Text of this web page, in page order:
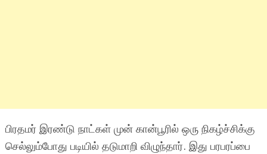
பிரதமர் இரண்டு நாட்கள் முன் கான்பூரில் ஒரு நிகழ்ச்சிக்கு
செல்லும்போது படியில் தடுமாறி விழுந்தார். இது பரபரப்பை